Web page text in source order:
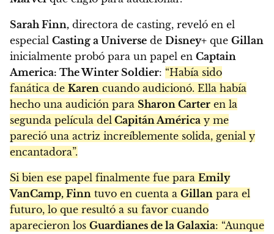
Sarah Finn, directora de casting, reveló en el
especial Casting a Universe de Disney+ que Gillan
inicialmente probó para un papel en Captain
America: The Winter Soldier: “Había sido
fanática de Karen cuando audicionó. Ella había
hecho una audición para Sharon Carter en la
segunda película del Capitán América y me
pareció una actriz increíblemente solida, genial y
encantadora”.
Si bien ese papel finalmente fue para Emily
VanCamp, Finn tuvo en cuenta a Gillan para el
futuro, lo que resultó a su favor cuando
aparecieron los Guardianes de la Galaxia: “Aunque